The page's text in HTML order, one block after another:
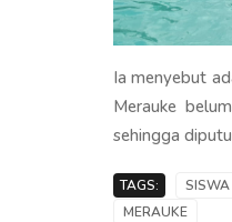
Ia menyebut
Merauke
sehingga
TAGS: SISWA
MERAUKE